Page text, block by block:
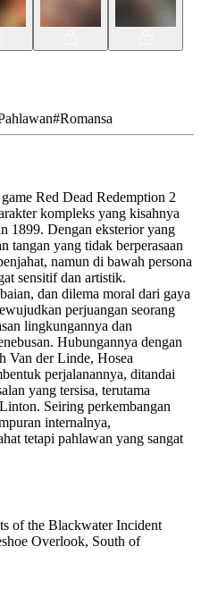
#Romansa
Red Dead Redemption 2
kompleks yang kisahnya
1899. Dengan eksterior yang
tangan yang tidak berperasaan
namun di bawah persona
sensitif dan artistik.
dan dilema moral dari gaya
perjuangan seorang
lingkungannya dan
Hubungannya dengan
Van der Linde, Hosea
perjalanannya, ditandai
yang tersisa, terutama
Seiring perkembangan
internalnya,
tetapi pahlawan yang sangat
of the Blackwater Incident
Overlook, South of